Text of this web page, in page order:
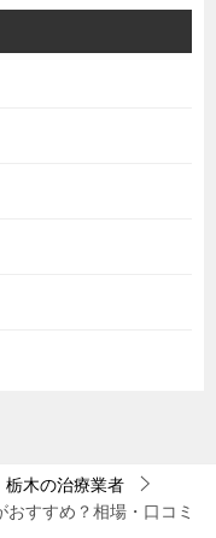
栃木の治療業者
すすめ？相場・口コミ